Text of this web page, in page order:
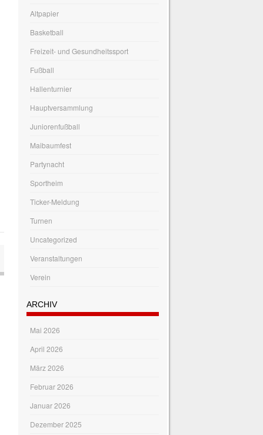
Altpapier
Basketball
Freizeit- und Gesundheitssport
Fußball
Hallenturnier
Hauptversammlung
Juniorenfußball
Maibaumfest
Partynacht
Sportheim
Ticker-Meldung
Turnen
Uncategorized
Veranstaltungen
Verein
ARCHIV
Mai 2026
April 2026
März 2026
Februar 2026
Januar 2026
Dezember 2025